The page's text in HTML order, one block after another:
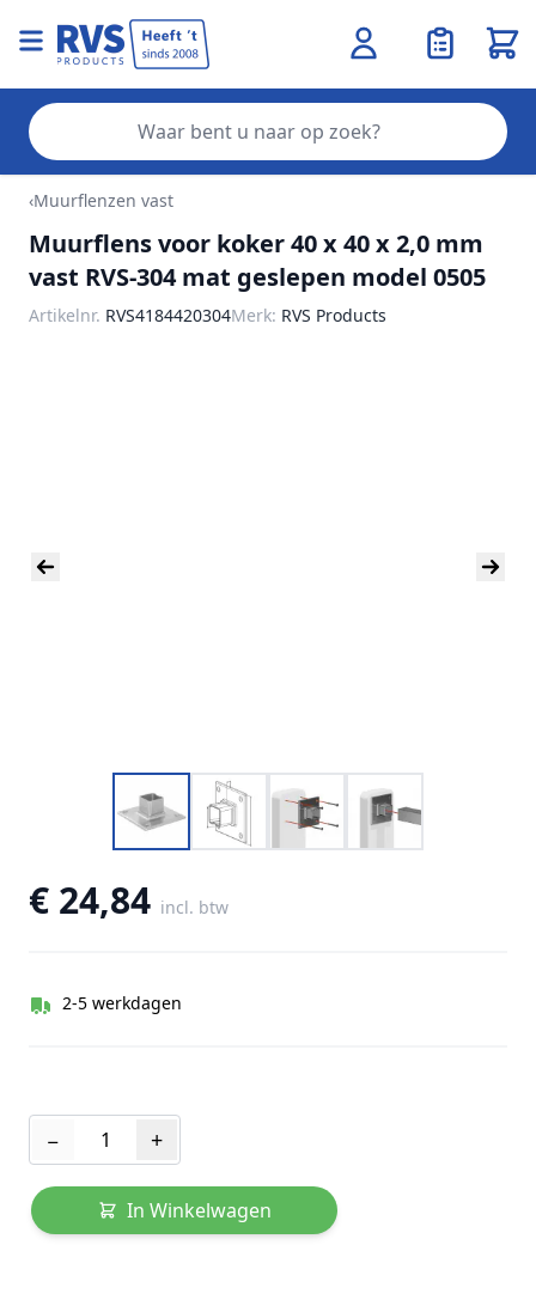
Ga naar de inhoud
‹Muurflenzen vast
Muurflens voor koker 40 x 40 x 2,0 mm
vast RVS-304 mat geslepen model 0505
Artikelnr. RVS4184420304Merk: RVS Products
€ 24,84 incl. btw
2-5 werkdagen
− +
In Winkelwagen